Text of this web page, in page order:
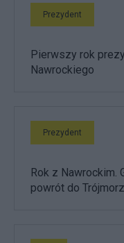
Prezydent
Pierwszy rok
Nawrockiego
Prezydent
Rok z Nawrockim.
powrót do